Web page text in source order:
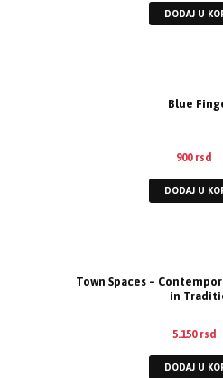
DODAJ U
Blue
900 rsd
DODAJ U
Town Spaces –
in
5.150 rsd
DODAJ U